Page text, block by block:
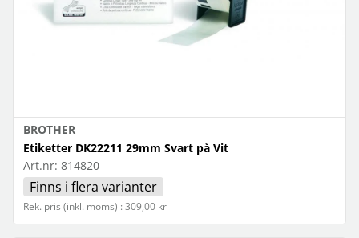
BROTHER
Etiketter DK22211 29mm Svart på Vit
Art.nr: 814820
Finns i flera varianter
Rek. pris (inkl. moms) : 309,00 kr